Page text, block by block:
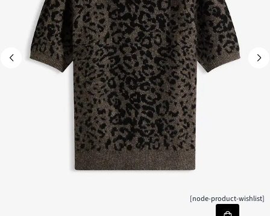
[node-product-wishlist]